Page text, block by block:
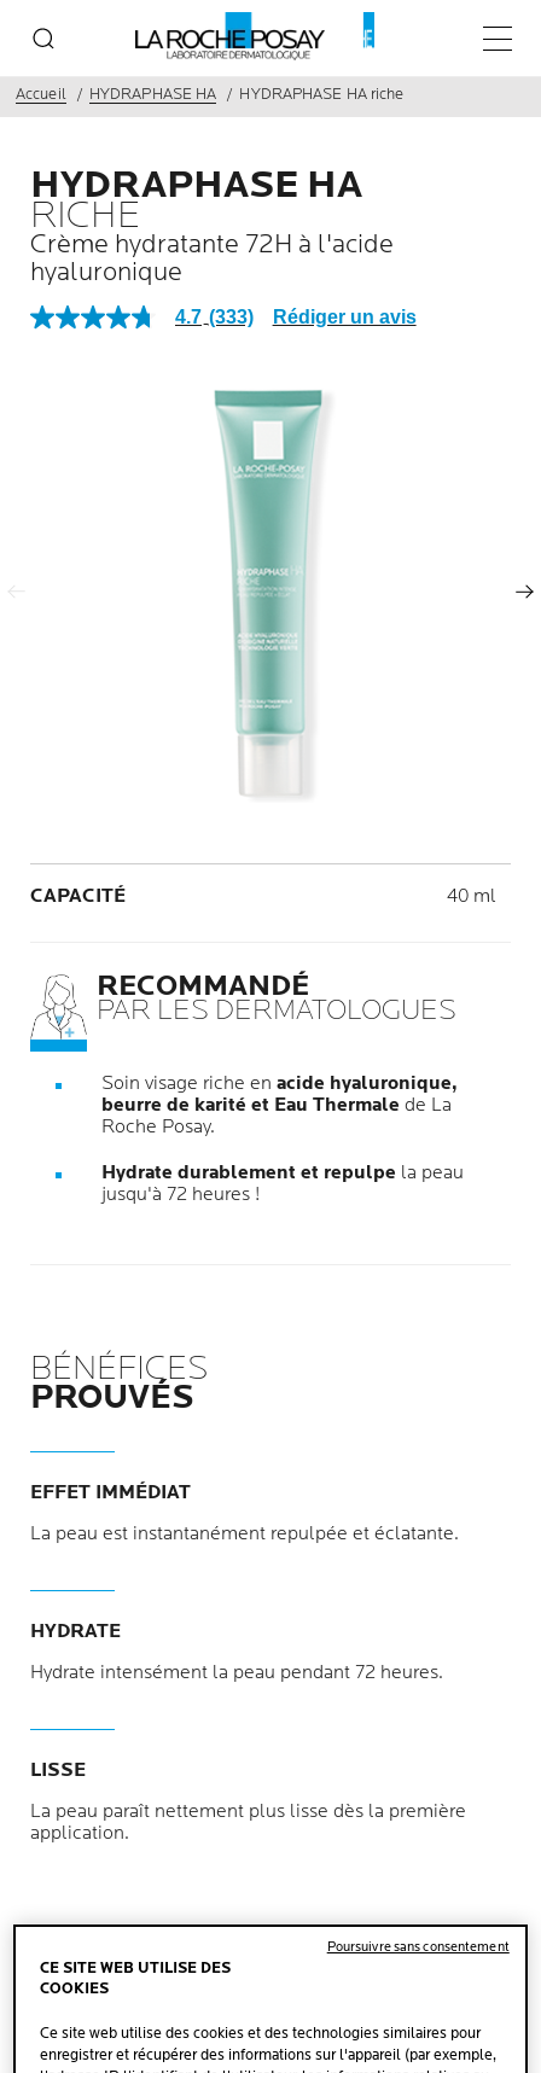
Menu
Accueil HYDRAPHASE HA HYDRAPHASE HA riche
HYDRAPHASE HA
RICHE
Crème hydratante 72H à l'acide
hyaluronique
4.7
4.7 (333) Rédiger un avis
Panneau suivant
CAPACITÉ Volume
40 ml
RECOMMANDÉ
PAR LES DERMATOLOGUES
Soin visage riche en acide hyaluronique,
beurre de karité et Eau Thermale de La
Roche Posay.
Hydrate durablement et repulpe la peau
jusqu'à 72 heures !
BÉNÉFICES
PROUVÉS
EFFET IMMÉDIAT
La peau est instantanément repulpée et éclatante.
HYDRATE
Hydrate intensément la peau pendant 72 heures.
LISSE
La peau paraît nettement plus lisse dès la première
application.
APPLICATION
CE SITE WEB UTILISE DES
COOKIES
Ce site web utilise des cookies et des technologies similaires pour
enregistrer et récupérer des informations sur l'appareil (par exemple,
Poursuivre sans consentement